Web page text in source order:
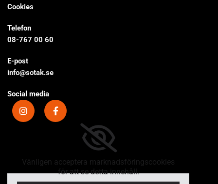
Cookies
Telefon
08-767 00 60
E-post
info@sotak.se
Social media
Vänligen acceptera marknadsföringscookies
för att se detta innehåll.